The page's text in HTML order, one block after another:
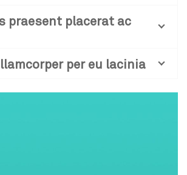
praesent placerat ac
per eu lacinia